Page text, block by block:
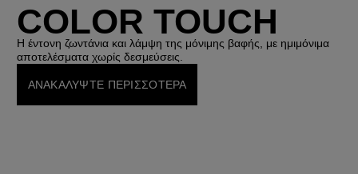
COLOR TOUCH
Η έντονη ζωντάνια και λάμψη της μόνιμης βαφής, με ημιμόνιμα
αποτελέσματα χωρίς δεσμεύσεις.
ΑΝΑΚΑΛΥΨΤΕ ΠΕΡΙΣΣΟΤΕΡΑ